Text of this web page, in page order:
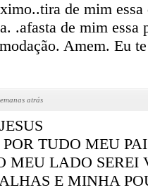
de mim
.afasta de mim essa
Amem. Eu
atrás
TUDO MEU PAI
MEU LADO SEREI
E MINHA